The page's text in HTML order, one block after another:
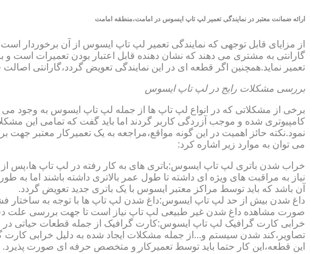
ارائه ضمانت معتبر در نمایندگی تعمیر لپ تاپ ایسوس در امامت،منطقه امامت
گارانتی به مشتری می دهند که نشان دهنده قابل اعتبار بودن تعمیرات است
تعمیر نماید.همچنین اگر قطعه ای در این نمایندگی تعویض گردد،گارانتی
بررسی مشکلات رایج در لپ تاپ ایسوس
برخی از مشکلاتی که در انواع لپ تاپ ها از جمله لپ تاپ ایسوس به وجود
کامپیوتری شده و موجب آزردگی کاربر گردند اما باید گفت که تمامی این
نمود.نکته حائز اهمیت در این گونه مواقع،مراجعه به یک تعمیرکار معتبر
می توان به موارد زیر اشاره کرد:
خراب شدن باتری لپ تاپ ایسوس:باتری های به کار رفته در لپ تاپ ها،پس از
نیاز به مراقبت های ویژه ای داشته تا طول عمر بالاتری داشته باشند اما
آن باشد که باید توسط مراکز معتبر ایسوس با یک باتری جدید تعویض گردد.
داغ شدن بیش از حد لپ تاپ ایسوس:داغ شدن لپ تاپ ها با توجه به ساختار
صورت مشاهده داغ شدن غیر طبیعی لپ تاپ نیاز است تا جهت بررسی علت
خرابی کارت گرافیک لپ تاپ ایسوس:کارت گرافیک از جمله قطعات حیاتی
تصاویر،کند شدن سیستم و...از جمله مشکلات ایجاد شده به دلیل خرابی کارت
این قطعه،این کار حتما باید توسط تعمیرکار و متخصص حرفه ای صورت پذیرد.